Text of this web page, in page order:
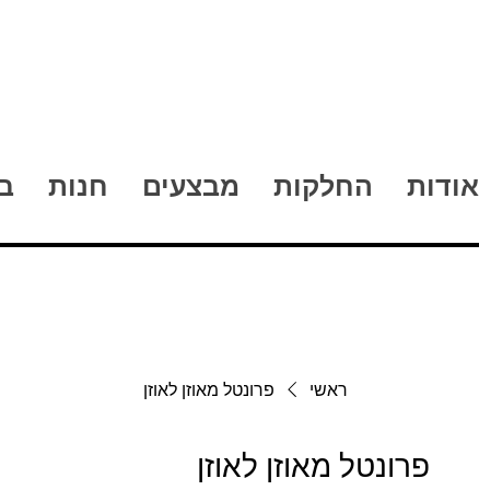
חנות מבצעים החלקות אודות
ראשי פרונטל מאוזן לאוזן
פרונטל מאוזן לאוזן